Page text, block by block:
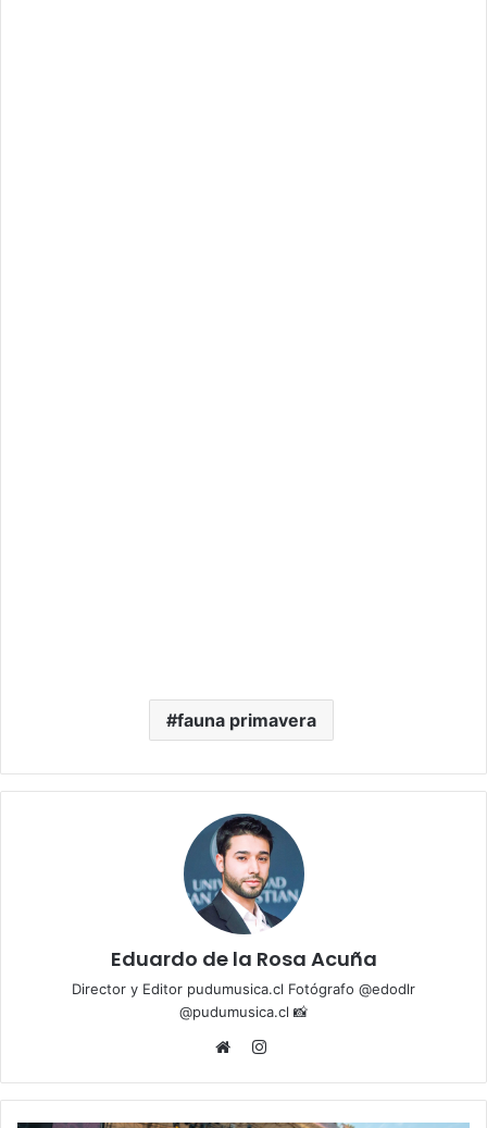
fauna primavera
Eduardo de la Rosa Acuña
Director y Editor pudumusica.cl Fotógrafo @edodlr
@pudumusica.cl 📸
Instagram